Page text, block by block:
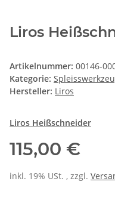
Liros
Artikelnummer: 00146-
Kategorie:
Hersteller: Liros
Liros Heißschneider
115,00 €
inkl. 19% USt. , zzgl.